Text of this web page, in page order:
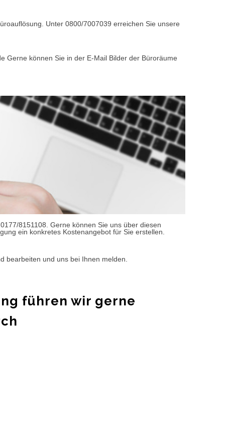
Unter 0800/7007039 erreichen Sie unsere
Gerne können Sie in der E-Mail Bilder der Büroräume
8151108. Gerne können Sie uns über diesen
ein konkretes Kostenangebot für Sie erstellen.
bearbeiten und uns bei Ihnen melden.
führen wir gerne